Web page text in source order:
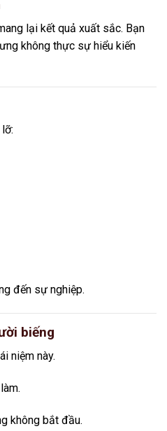
lại kết quả xuất sắc. Bạn
không thực sự hiểu kiến
đến sự nghiệp.
biếng
niệm này.
không bắt đầu.